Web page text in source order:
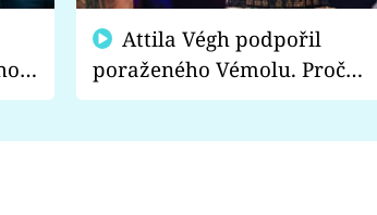
poraženého Vémolu. Proč
chce raději zápasit s ním než